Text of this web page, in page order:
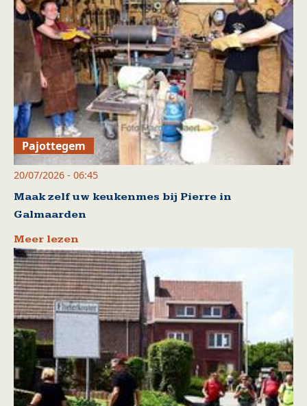
Pajottegem
20/07/2026 - 06:45
Maak zelf uw keukenmes bij Pierre in
Galmaarden
Meer lezen